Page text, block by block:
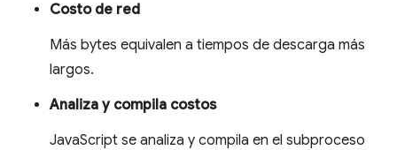
Costo de red
Más bytes equivalen a tiempos de descarga más
largos.
Analiza y compila costos
JavaScript se analiza y compila en el subproceso